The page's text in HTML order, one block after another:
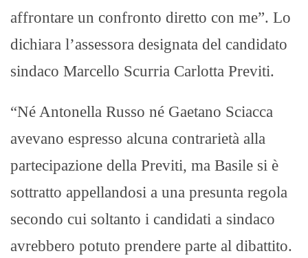
affrontare un confronto diretto con me”. Lo
dichiara l’assessora designata del candidato
sindaco Marcello Scurria Carlotta Previti.
“Né Antonella Russo né Gaetano Sciacca
avevano espresso alcuna contrarietà alla
partecipazione della Previti, ma Basile si è
sottratto appellandosi a una presunta regola
secondo cui soltanto i candidati a sindaco
avrebbero potuto prendere parte al dibattito.